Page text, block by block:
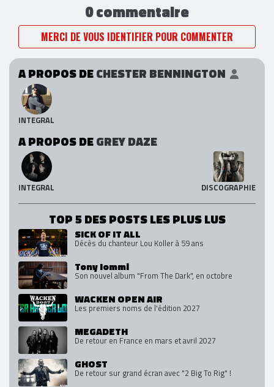
0 commentaire
MERCI DE VOUS IDENTIFIER POUR COMMENTER
A PROPOS DECHESTER BENNINGTON
INTEGRAL
A PROPOS DEGREY DAZE
INTEGRAL DISCOGRAPHIE
TOP 5 DES POSTS LES PLUS LUS
SICK OF IT ALL
Décès du chanteur Lou Koller à 59 ans
Tony Iommi
Son nouvel album "From The Dark", en octobre
WACKEN OPEN AIR
Les premiers noms de l'édition 2027
MEGADETH
De retour en France en mars et avril 2027
GHOST
De retour sur grand écran avec "2 Big To Rig" !